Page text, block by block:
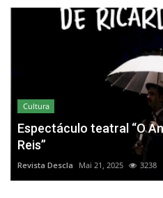
Cultura
Espectáculo teatral “O
Reis”
Revista Descla Mai 21, 2025 3238